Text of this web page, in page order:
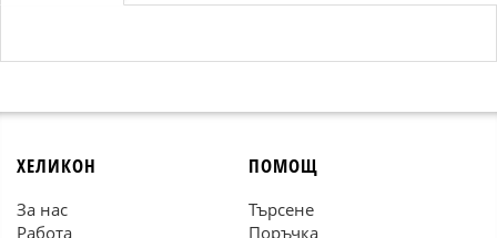
ХЕЛИКОН
За нас
Работа
ПОМОЩ
Търсене
Поръчка